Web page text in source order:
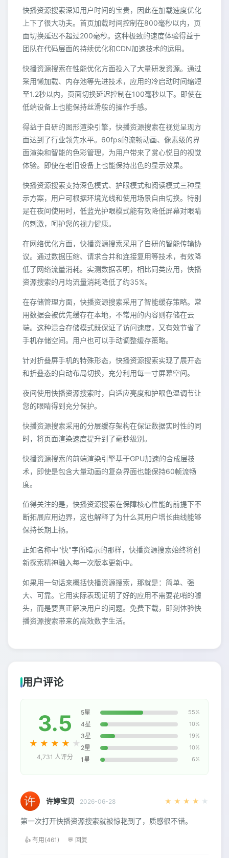
快播资源搜索深知用户时间的宝贵，因此在加载速度优化
上下了很大功夫。首页加载时间控制在800毫秒以内，页
面切换延迟不超过200毫秒。这种极致的速度体验得益于
团队在代码层面的持续优化和CDN加速技术的运用。
快播资源搜索在性能优化方面投入了大量研发资源。通过
采用懒加载、内存池等先进技术，应用的冷启动时间缩短
至1.2秒以内，页面切换延迟控制在100毫秒以下。即使在
低端设备上也能保持丝滑般的操作手感。
得益于自研的图形渲染引擎，快播资源搜索在视觉呈现方
面达到了行业领先水平。60fps的流畅动画、像素级的界
面渲染和智能的色彩管理，为用户带来了赏心悦目的视觉
体验。即使在老旧设备上也能保持出色的显示效果。
快播资源搜索支持深色模式、护眼模式和阅读模式三种显
示方案，用户可根据环境光线和使用场景自由切换。特别
是在夜间使用时，低蓝光护眼模式能有效降低屏幕对眼睛
的刺激，呵护您的视力健康。
在网络优化方面，快播资源搜索采用了自研的智能传输协
议。通过数据压缩、请求合并和连接复用等技术，有效降
低了网络流量消耗。实测数据表明，相比同类应用，快播
资源搜索的月均流量消耗降低了约35%。
在存储管理方面，快播资源搜索采用了智能缓存策略。常
用数据会被优先缓存在本地，不常用的内容则存储在云
端。这种混合存储模式既保证了访问速度，又有效节省了
手机存储空间。用户也可以手动调整缓存策略。
针对折叠屏手机的特殊形态，快播资源搜索实现了展开态
和折叠态的自动布局切换，充分利用每一寸屏幕空间。
夜间使用快播资源搜索时，自适应亮度和护眼色温调节让
您的眼睛得到充分保护。
快播资源搜索采用的分层缓存架构在保证数据实时性的同
时，将页面渲染速度提升到了毫秒级别。
快播资源搜索的前端渲染引擎基于GPU加速的合成层技
术，即使是包含大量动画的复杂界面也能保持60帧流畅
度。
值得关注的是，快播资源搜索在保障核心性能的前提下不
断拓展应用边界，这也解释了为什么其用户增长曲线能够
保持长期上扬。
正如名称中"快"字所暗示的那样，快播资源搜索始终将创
新探索精神融入每一次版本更新中。
如果用一句话来概括快播资源搜索，那就是：简单、强
大、可靠。它用实际表现证明了好的应用不需要花哨的噱
头，而是要真正解决用户的问题。免费下载，即刻体验快
播资源搜索带来的高效数字生活。
用户评论
3.5
★ ★ ★ ★ ★
4,731 人评分
5星 55%
4星 10%
3星 19%
2星 10%
1星 6%
许婷宝贝 2026-06-28 ★ ★ ★ ★ ★
第一次打开快播资源搜索就被惊艳到了，质感很不错。
👍 有用(461) 💬 回复